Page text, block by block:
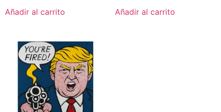
Añadir al carrito Añadir al carrito